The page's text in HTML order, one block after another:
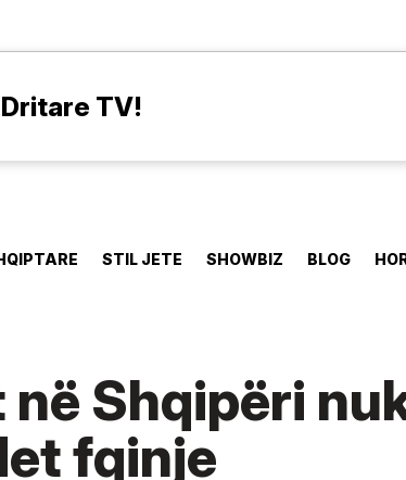
TV!
STIL JETE SHOWBIZ BLOG
Shqipëri
fqinje